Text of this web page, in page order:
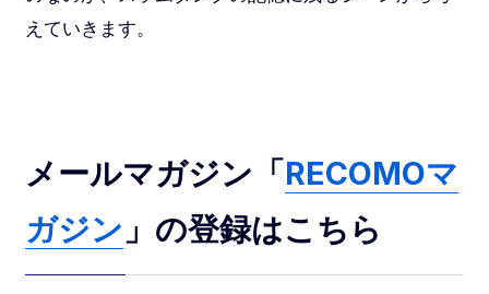
えていきます。
メールマガジン「RECOMOマ
ガジン 」の登録はこちら